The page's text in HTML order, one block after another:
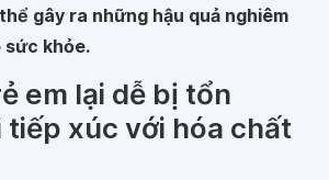
gây ra những hậu quả nghiêm
sức khỏe.
em lại dễ bị tổn
xúc với hóa chất